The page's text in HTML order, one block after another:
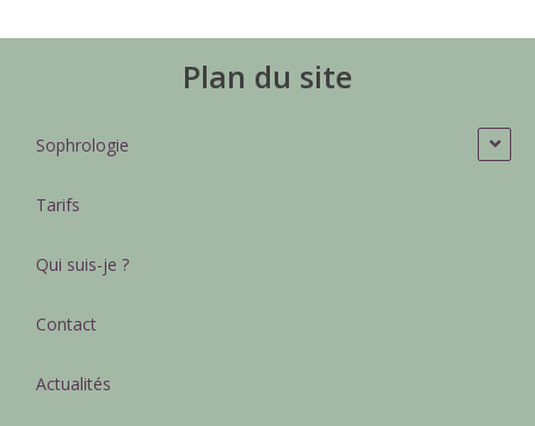
Plan du site
Sophrologie
Tarifs
Qui suis-je ?
Contact
Actualités